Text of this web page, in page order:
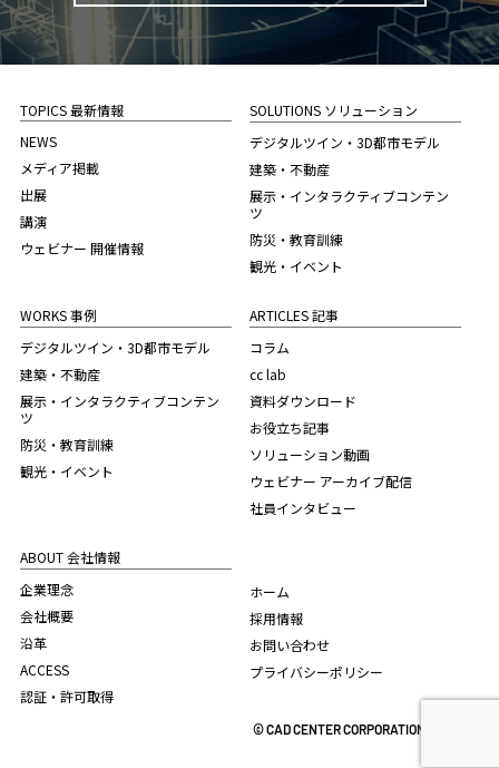
TOPICS 最新情報
NEWS
メディア掲載
出展
講演
ウェビナー 開催情報
WORKS 事例
デジタルツイン・3D都市モデル
建築・不動産
展示・インタラクティブコンテン
ツ
防災・教育訓練
観光・イベント
SOLUTIONS ソリューション
デジタルツイン・3D都市モデル
建築・不動産
展示・インタラクティブコンテン
ツ
防災・教育訓練
観光・イベント
ARTICLES 記事
コラム
cc lab
資料ダウンロード
お役立ち記事
ソリューション動画
ウェビナー アーカイブ配信
社員インタビュー
ABOUT 会社情報
企業理念
会社概要
沿革
ACCESS
認証・許可取得
ホーム
採用情報
お問い合わせ
プライバシーポリシー
© CAD CENTER CORPORATION. 2022